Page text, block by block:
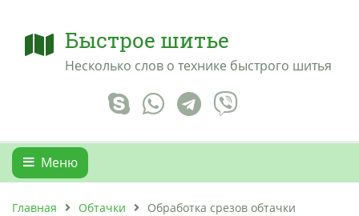
Быстрое шитье
Несколько слов о технике быстрого шитья
Меню
Главная Обтачки Обработка срезов обтачки